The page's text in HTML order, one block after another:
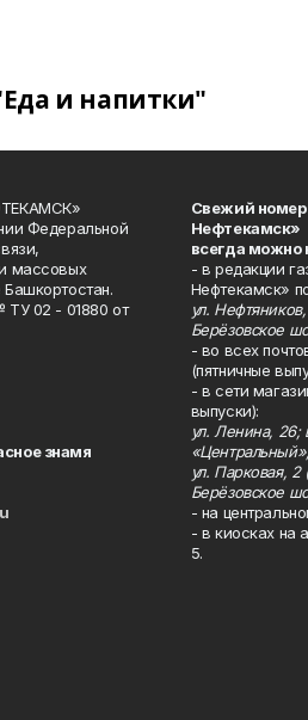
и напитки"
Федеральной
массовых
ТУ 02 - 01880 от
знамя
Свежий номер
Нефтекамск»
всегда можно
- в редакции
Нефтекамск»
ул.
Берёзовское
- во всех
(пятничные
- в сети
выпуски):
ул. Ленина,
«Центральный»,
ул. Парковая,
Берёзовское
- на
- в киосках на
5.